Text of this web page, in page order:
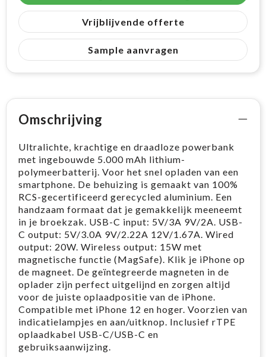
Vrijblijvende offerte
Sample aanvragen
Omschrijving
Ultralichte, krachtige en draadloze powerbank
met ingebouwde 5.000 mAh lithium-
polymeerbatterij. Voor het snel opladen van een
smartphone. De behuizing is gemaakt van 100%
RCS-gecertificeerd gerecycled aluminium. Een
handzaam formaat dat je gemakkelijk meeneemt
in je broekzak. USB-C input: 5V/3A 9V/2A. USB-
C output: 5V/3.0A 9V/2.22A 12V/1.67A. Wired
output: 20W. Wireless output: 15W met
magnetische functie (MagSafe). Klik je iPhone op
de magneet. De geïntegreerde magneten in de
oplader zijn perfect uitgelijnd en zorgen altijd
voor de juiste oplaadpositie van de iPhone.
Compatible met iPhone 12 en hoger. Voorzien van
indicatielampjes en aan/uitknop. Inclusief rTPE
oplaadkabel USB-C/USB-C en
gebruiksaanwijzing.